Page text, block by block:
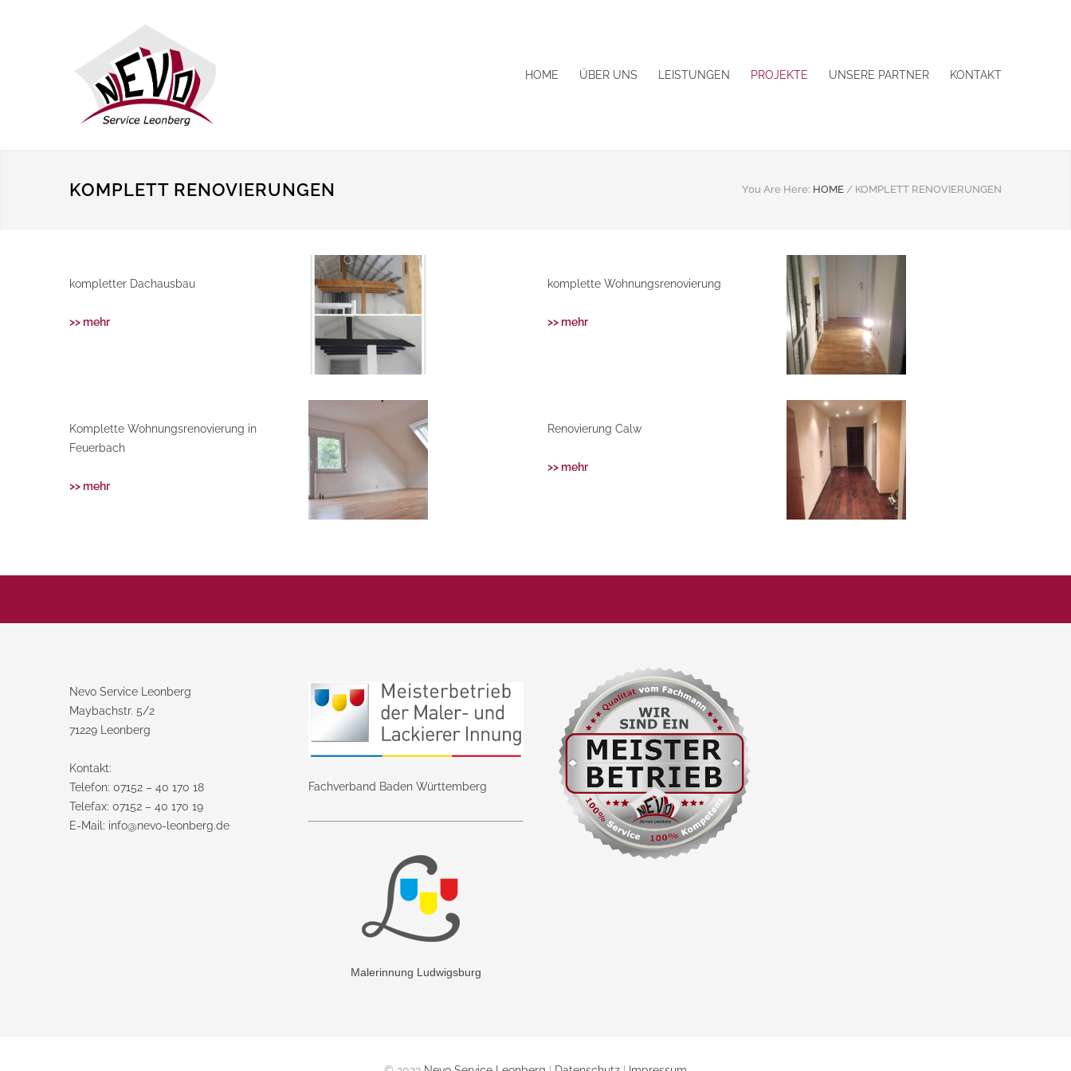
HOME ÜBER UNS LEISTUNGEN PROJEKTE UNSERE PARTNER KONTAKT
KOMPLETT RENOVIERUNGEN You Are Here: HOME / KOMPLETT RENOVIERUNGEN
kompletter Dachausbau
>> mehr
komplette Wohnungsrenovierung
>> mehr
Komplette Wohnungsrenovierung in
Feuerbach
>> mehr
Renovierung Calw
>> mehr
Nevo Service Leonberg
Maybachstr. 5/2
71229 Leonberg
Kontakt:
Telefon: 07152 – 40 170 18
Telefax: 07152 – 40 170 19
E-Mail: info@nevo-leonberg.de
Fachverband Baden Württemberg
Malerinnung Ludwigsburg